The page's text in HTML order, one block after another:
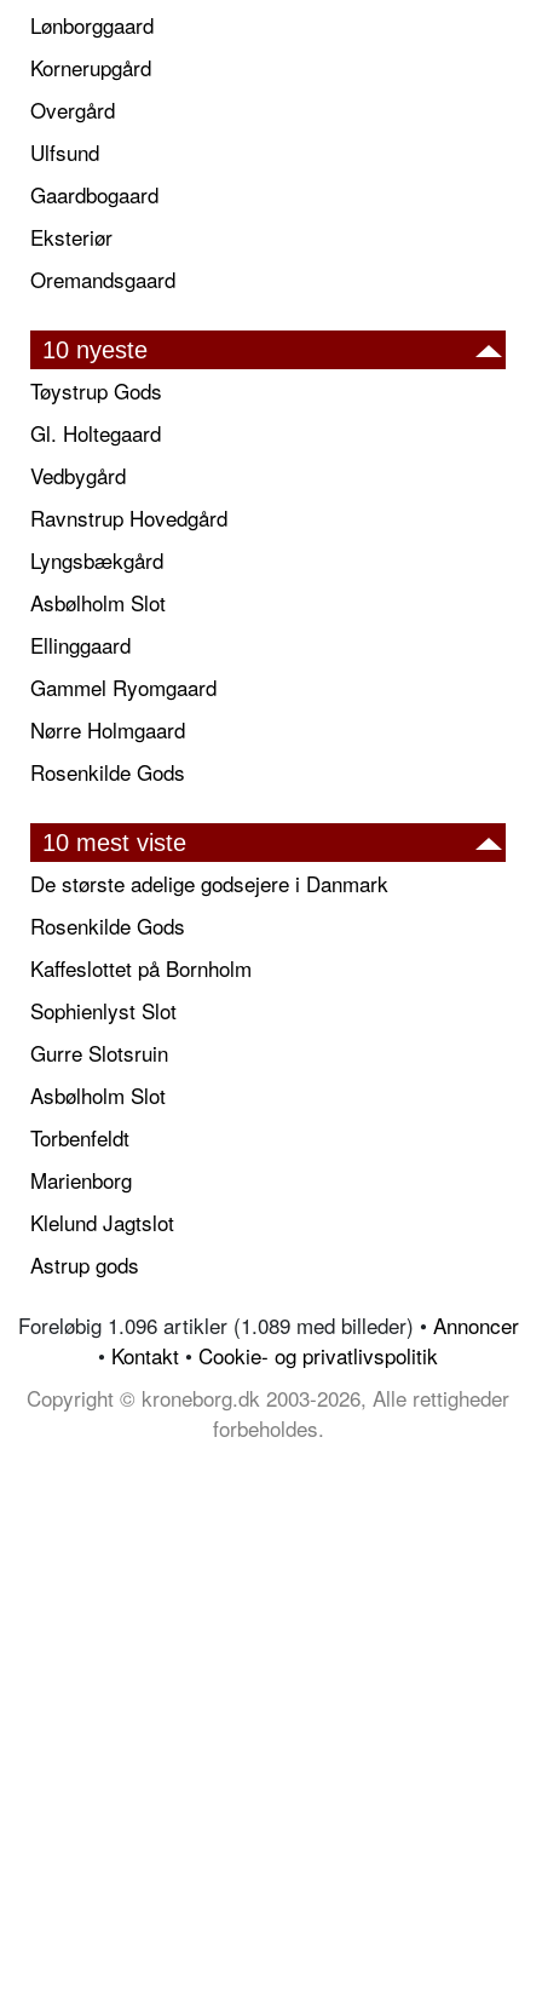
Lønborggaard
Kornerupgård
Overgård
Ulfsund
Gaardbogaard
Eksteriør
Oremandsgaard
10 nyeste
Tøystrup Gods
Gl. Holtegaard
Vedbygård
Ravnstrup Hovedgård
Lyngsbækgård
Asbølholm Slot
Ellinggaard
Gammel Ryomgaard
Nørre Holmgaard
Rosenkilde Gods
10 mest viste
De største adelige godsejere i Danmark
Rosenkilde Gods
Kaffeslottet på Bornholm
Sophienlyst Slot
Gurre Slotsruin
Asbølholm Slot
Torbenfeldt
Marienborg
Klelund Jagtslot
Astrup gods
Foreløbig 1.096 artikler (1.089 med billeder) • Annoncer
• Kontakt • Cookie- og privatlivspolitik
Copyright © kroneborg.dk 2003-2026, Alle rettigheder
forbeholdes.